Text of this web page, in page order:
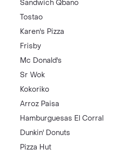
Sandwich Qbano
Tostao
Karen's Pizza
Frisby
Mc Donald's
Sr Wok
Kokoriko
Arroz Paisa
Hamburguesas El Corral
Dunkin' Donuts
Pizza Hut